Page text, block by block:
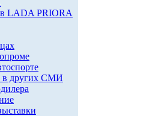
LADA PRIORA
других СМИ